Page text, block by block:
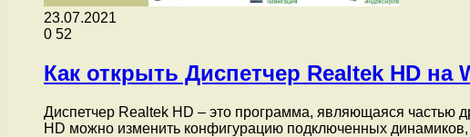
23.07.2021
0 52
Как открыть Диспетчер Realtek HD на
Диспетчер Realtek HD – это программа, являющаяся частью
HD можно изменить конфигурацию подключенных